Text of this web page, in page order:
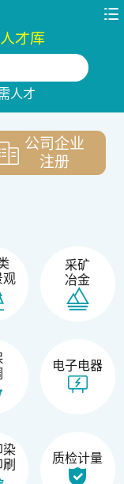

才库
人才
公司企业
注册
观
采矿
冶金
电子电器
染
质检计量